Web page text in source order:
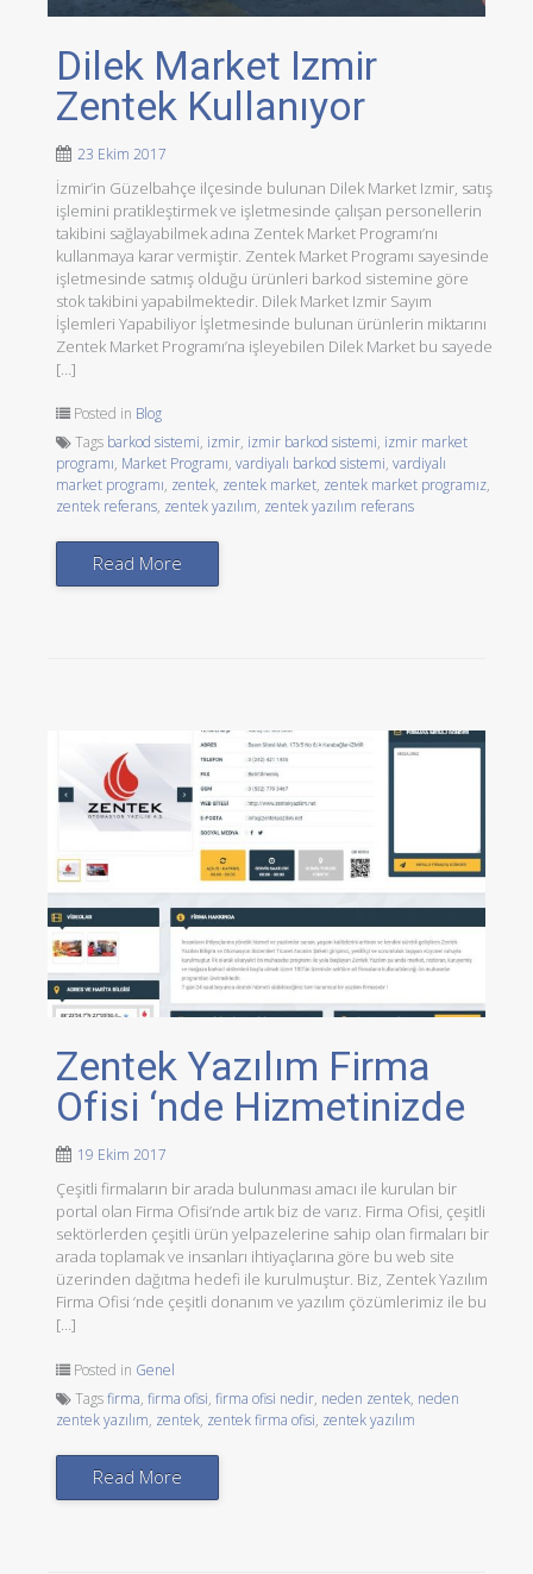
Dilek Market Izmir
Zentek Kullanıyor
23 Ekim 2017
İzmir’in Güzelbahçe ilçesinde bulunan Dilek Market Izmir, satış
işlemini pratikleştirmek ve işletmesinde çalışan personellerin
takibini sağlayabilmek adına Zentek Market Programı’nı
kullanmaya karar vermiştir. Zentek Market Programı sayesinde
işletmesinde satmış olduğu ürünleri barkod sistemine göre
stok takibini yapabilmektedir. Dilek Market Izmir Sayım
İşlemleri Yapabiliyor İşletmesinde bulunan ürünlerin miktarını
Zentek Market Programı’na işleyebilen Dilek Market bu sayede
[…]
Posted in Blog
Tags barkod sistemi, izmir, izmir barkod sistemi, izmir market
programı, Market Programı,vardiyalı barkod sistemi,vardiyalı
market programı, zentek, zentek market, zentek market programız,
zentek referans, zentek yazılım, zentek yazılım referans
Read More
Zentek Yazılım Firma
Ofisi ‘nde Hizmetinizde
19 Ekim 2017
Çeşitli firmaların bir arada bulunması amacı ile kurulan bir
portal olan Firma Ofisi’nde artık biz de varız. Firma Ofisi, çeşitli
sektörlerden çeşitli ürün yelpazelerine sahip olan firmaları bir
arada toplamak ve insanları ihtiyaçlarına göre bu web site
üzerinden dağıtma hedefi ile kurulmuştur. Biz, Zentek Yazılım
Firma Ofisi ‘nde çeşitli donanım ve yazılım çözümlerimiz ile bu
[…]
Posted in Genel
Tagsfirma,firma ofisi,firma ofisi nedir, neden zentek, neden
zentek yazılım, zentek, zentek firma ofisi, zentek yazılım
Read More